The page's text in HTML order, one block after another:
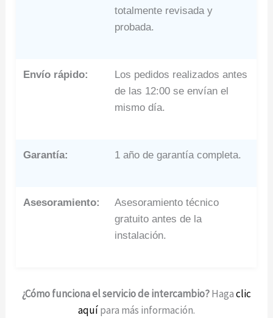
totalmente revisada y
probada.
Envío rápido:
Los pedidos realizados antes
de las 12:00 se envían el
mismo día.
Garantía: 1 año de garantía completa.
Asesoramiento:
Asesoramiento técnico
gratuito antes de la
instalación.
¿Cómo funciona el servicio de intercambio?Hagaclic
aquípara más información.